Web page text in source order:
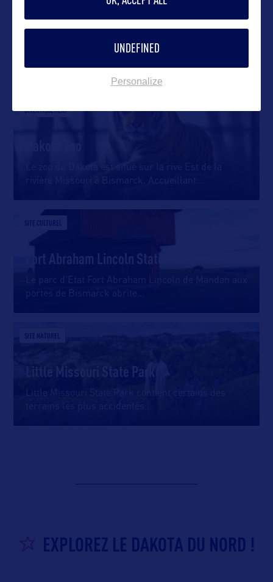
DANS LA MÊME CATEGORIE
DIVERTISSEMENT
Le zoo du Dakota est situé sur la rive Est de la
rivière Missouri à Bismarck. Accueillant
SITE CULTUREL
Fort Abraham Lincoln State Park
Le parc d’Etat Fort Abraham Lincoln de Mandan aux
portes de Bismarck abrite
SITE NATUREL
Little Missouri State Park
Little Missouri State Park contient certains des
terrains les plus accidentés
EXPLOREZ LE DAKOTA DU NORD !
UNDEFINED
Personalize